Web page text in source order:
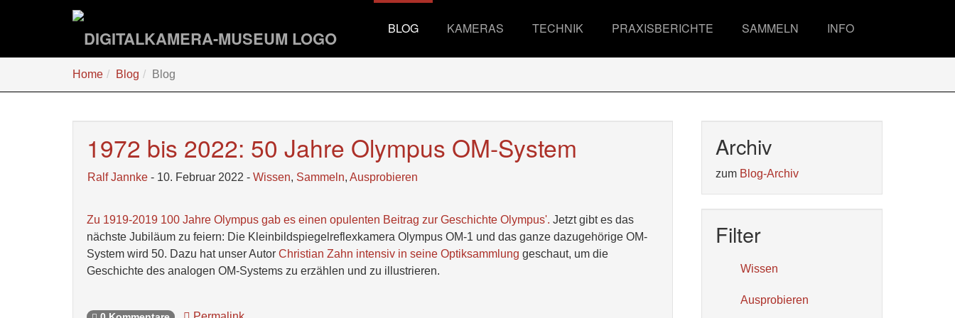
BLOG KAMERAS TECHNIK PRAXISBERICHTE SAMMELN INFO
sind
Home Blog Blog
1972 bis 2022: 50 Jahre Olympus OM-System
Ralf Jannke - 10. Februar 2022 - Wissen, Sammeln, Ausprobieren
Zu 1919-2019 100 Jahre Olympus gab es einen opulenten Beitrag zur Geschichte Olympus'. Jetzt gibt es das
nächste Jubiläum zu feiern: Die Kleinbildspiegelreflexkamera Olympus OM-1 und das ganze dazugehörige OM-
System wird 50. Dazu hat unser Autor Christian Zahn intensiv in seine Optiksammlung geschaut, um die
Geschichte des analogen OM-Systems zu erzählen und zu illustrieren.
Archiv
zum Blog-Archiv
Filter
Wissen
Ausprobieren